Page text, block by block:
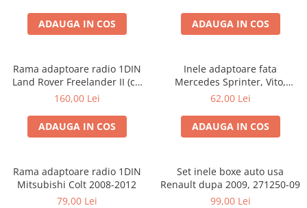
ADAUGA IN COS ADAUGA IN COS
Rama adaptoare radio 1DIN
Land Rover Freelander II (cu
buzunar)
160,00 Lei
ADAUGA IN COS
Inele adaptoare fata
Mercedes Sprinter, Vito,
Viano, 271190-18
62,00 Lei
ADAUGA IN COS
Rama adaptoare radio 1DIN
Mitsubishi Colt 2008-2012
79,00 Lei
Set inele boxe auto usa
Renault dupa 2009, 271250-09
99,00 Lei